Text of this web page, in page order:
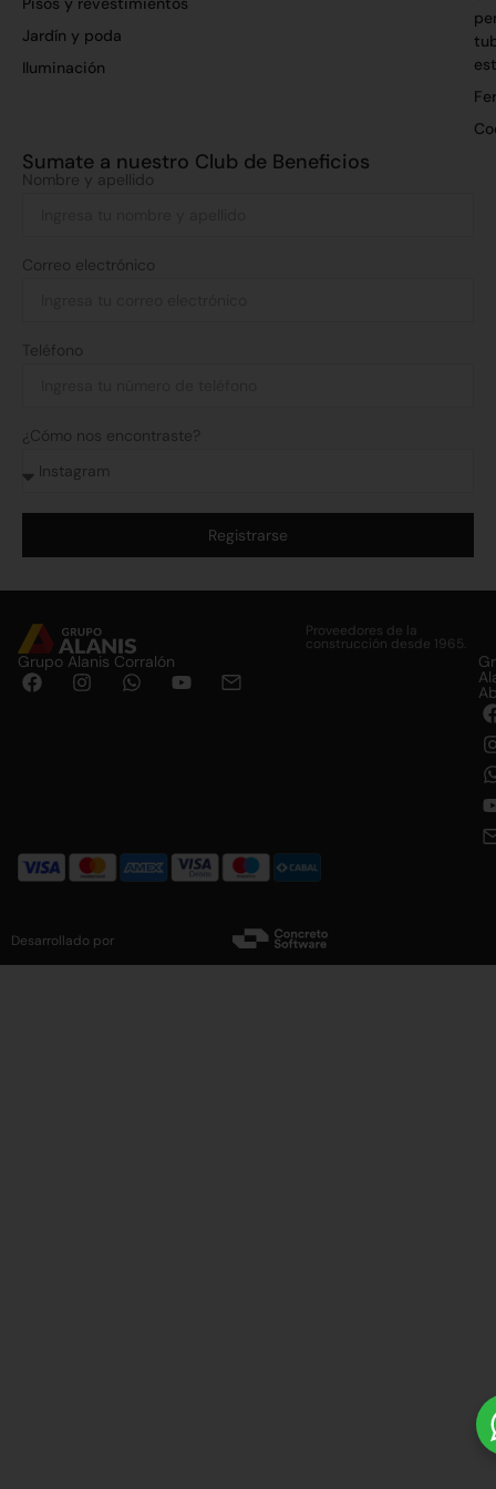
Jardín y poda
Iluminación
Sumate a nuestro Club de Beneficios
Nombre y apellido
Correo electrónico
Teléfono
¿Cómo nos encontraste?
Registrarse
Proveedores de la
construcción desde 1965.
Grupo Alanis Corralón
Desarrollado por